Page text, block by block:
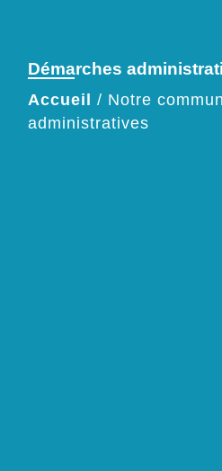
Démarches
Accueil / Notre
administratives